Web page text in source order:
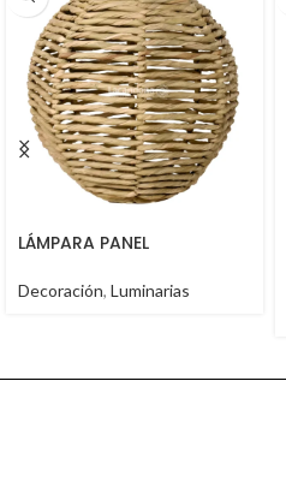
LÁMPARA PANEL
Decoración, Luminarias